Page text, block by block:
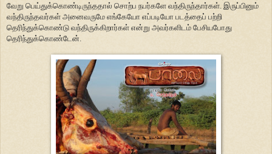
வேறு பெய்துக்கொண்டிருந்ததால் சொற்ப நபர்களே வந்திருந்தார்கள். இருப்பினும்
வந்திருந்தவர்கள் அனைவருமே எங்கேயோ எப்படியோ படத்தைப் பற்றி
தெரிந்துக்கொண்டு வந்திருக்கிறார்கள் என்று அவர்களிடம் பேசியபோது
தெரிந்துக்கொண்டேன்.